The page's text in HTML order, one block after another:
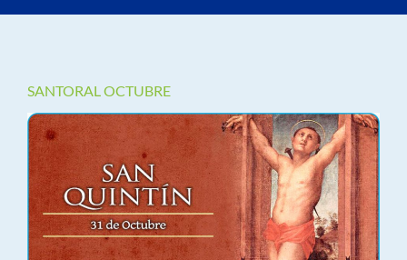
SANTORAL OCTUBRE